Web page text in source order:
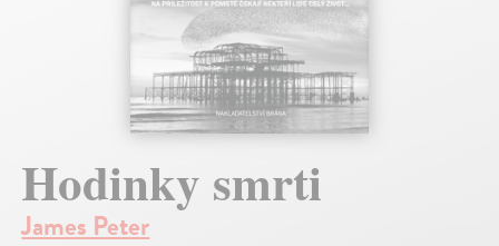
Hodinky smrti
James Peter